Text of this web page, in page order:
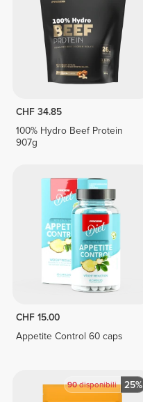
CHF 34.85
100% Hydro Beef Protein
907g
CHF 15.00
Appetite Control 60 caps
90disponibili 25%